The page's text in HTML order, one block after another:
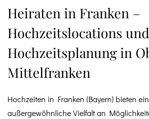
Heiraten in Franken –
Hochzeitslocations und
Hochzeitsplanung in
Mittelfranken
Hochzeiten in Franken (Bayern) bieten
außergewöhnliche Vielfalt an